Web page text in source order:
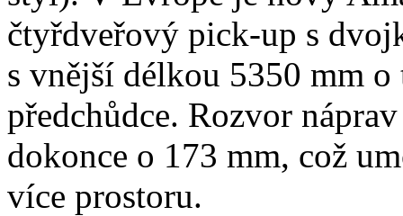
čtyřdveřový pick-up s
s vnější délkou 5350 mm o
předchůdce. Rozvor
dokonce o 173 mm, což
více prostoru.